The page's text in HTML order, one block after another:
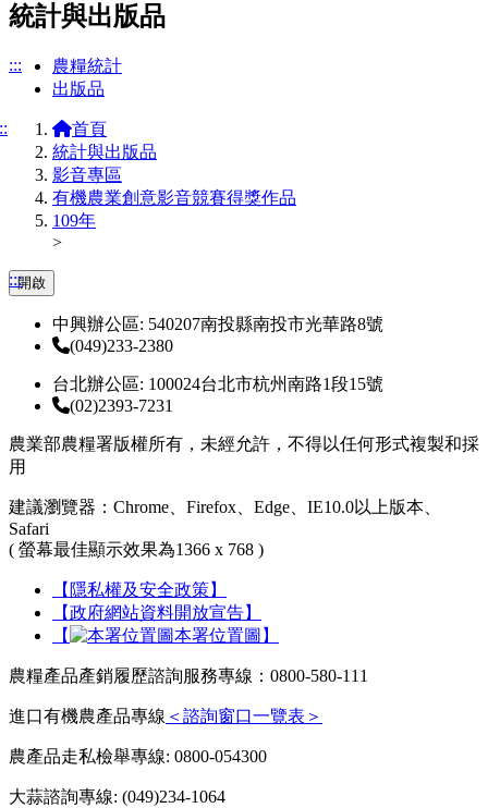
統計與出版品
:::
農糧統計
出版品
首頁
統計與出版品
影音專區
有機農業創意影音競賽得獎作品
109年
>
:::開啟
中興辦公區: 540207南投縣南投市光華路8號
(049)233-2380
台北辦公區: 100024台北市杭州南路1段15號
(02)2393-7231
農業部農糧署版權所有，未經允許，不得以任何形式複製和採
用
建議瀏覽器：Chrome、Firefox、Edge、IE10.0以上版本、
Safari
( 螢幕最佳顯示效果為1366 x 768 )
【隱私權及安全政策】
【政府網站資料開放宣告】
【
本署位置圖】
農糧產品產銷履歷諮詢服務專線：0800-580-111
進口有機農產品專線 ＜諮詢窗口一覽表＞
農產品走私檢舉專線: 0800-054300
大蒜諮詢專線: (049)234-1064